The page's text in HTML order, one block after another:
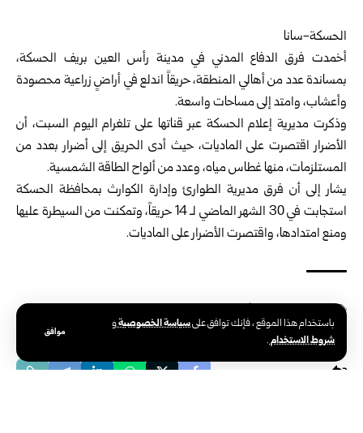
باستخدام هذا الموقع ، فإنك توافق علىسياسة الخصوصيةو
شروط الاستخدام.
موافق
الحسكة-سانا‏
أخمدت فرق الدفاع المدني في مدينة رأس العين بريف الحسكة،
بمساندة عدد من أهالي ‏المنطقة، حريقاً اندلع في أراضٍ زراعية محصودة
وأعشاب، وامتد إلى مساحات واسعة.‏
وذكرت مديرية إعلام الحسكة عبر قناتها على تلغرام اليوم السبت، أن
الأضرار اقتصرت ‏على الماديات، حيث أدى الحريق إلى أضرار بعدد من
المستلزمات، منها غطاس مياه، وعدد من ألواح الطاقة الشمسية. ‏
يشار إلى أن فرق مديرية الطوارئ وإدارة الكوارث بمحافظة الحسكة
استجابت في 30 ‏الشهر الماضي لـ 14 حريقاً، وتمكنت من السيطرة عليها
ومنع امتدادها، واقتصرت ‏الأضرار على الماديات.‏